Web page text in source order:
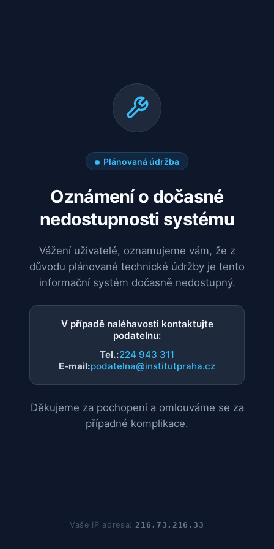
Plánovaná údržba
Oznámení o dočasné
nedostupnosti systému
Vážení uživatelé, oznamujeme vám, že z
důvodu plánované technické údržby je tento
informační systém dočasně nedostupný.
V případě naléhavosti kontaktujte
podatelnu:
Tel.:224 943 311
E-mail:podatelna@institutpraha.cz
Děkujeme za pochopení a omlouváme se za
případné komplikace.
Vaše IP adresa:216.73.216.33